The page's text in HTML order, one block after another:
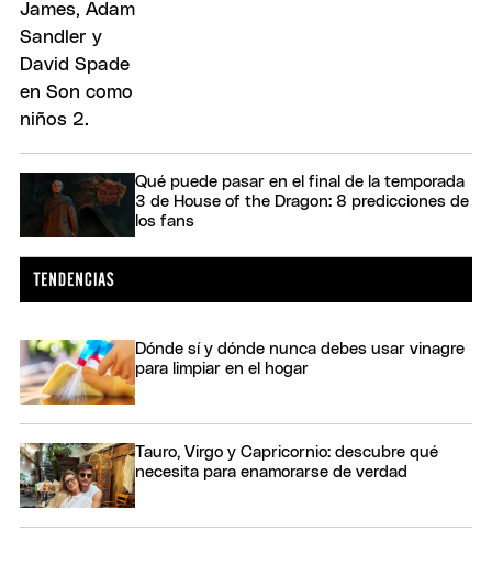
Qué puede pasar en el final de la temporada
3 de House of the Dragon: 8 predicciones de
los fans
Dónde sí y dónde nunca debes usar vinagre
para limpiar en el hogar
Tauro, Virgo y Capricornio: descubre qué
necesita para enamorarse de verdad